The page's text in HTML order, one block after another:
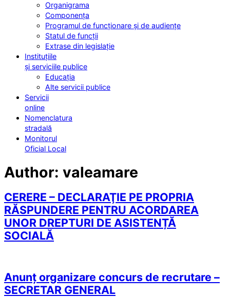
Organigrama
Componența
Programul de funcționare și de audiențe
Statul de funcții
Extrase din legislație
Instituțiile
și serviciile publice
Educația
Alte servicii publice
Servicii
online
Nomenclatura
stradală
Monitorul
Oficial Local
Author: valeamare
CERERE – DECLARAŢIE PE PROPRIA
RĂSPUNDERE PENTRU ACORDAREA
UNOR DREPTURI DE ASISTENȚĂ
SOCIALĂ
Anunț organizare concurs de recrutare –
SECRETAR GENERAL